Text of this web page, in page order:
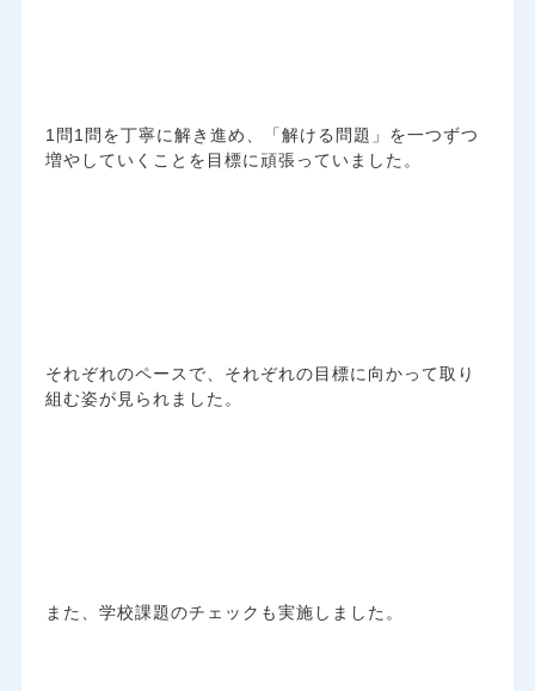
1問1問を丁寧に解き進め、「解ける問題」を一つずつ
増やしていくことを目標に頑張っていました。
それぞれのペースで、それぞれの目標に向かって取り
組む姿が見られました。
また、学校課題のチェックも実施しました。